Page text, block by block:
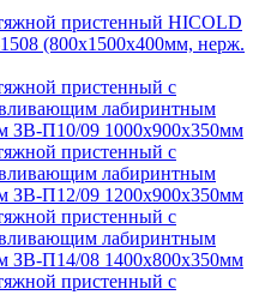
пристенный HICOLD
(800х1500х400мм, нерж.
пристенный с
лабиринтным
ЗВ-П10/09 1000х900х350мм
пристенный с
лабиринтным
ЗВ-П12/09 1200х900х350мм
пристенный с
лабиринтным
ЗВ-П14/08 1400х800х350мм
пристенный с